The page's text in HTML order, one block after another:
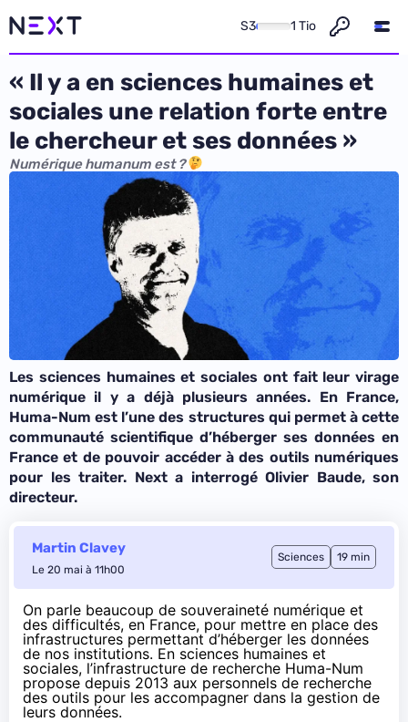
S3 1 Tio
« Il y a en sciences humaines et
sociales une relation forte entre
le chercheur et ses données »
Numérique humanum est ?
Les sciences humaines et sociales ont fait leur virage
numérique il y a déjà plusieurs années. En France,
Huma-Num est l’une des structures qui permet à cette
communauté scientifique d’héberger ses données en
France et de pouvoir accéder à des outils numériques
pour les traiter. Next a interrogé Olivier Baude, son
directeur.
Martin Clavey
Le 20 mai à 11h00
Sciences 19 min
On parle beaucoup de souveraineté numérique et
des difficultés, en France, pour mettre en place des
infrastructures permettant d’héberger les données
de nos institutions. En sciences humaines et
sociales, l’infrastructure de recherche Huma-Num
propose depuis 2013 aux personnels de recherche
des outils pour les accompagner dans la gestion de
leurs données.